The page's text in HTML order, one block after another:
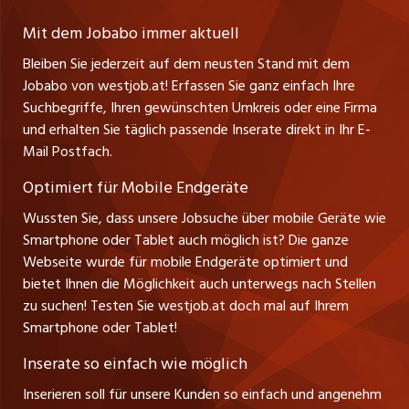
Lehrstellen
Führungspositionen
Management / Kader-Jobs
jobmittelland.ch
jobbern.ch
jobbasel.ch
zentraljob.ch
myjob.ch
schaffu.ch (VS)
ajourjob.ch
russmedia.com
vol.at
A-6858 Schwarzach
Stefan Spötl
Tel. +43 664 39 47 47 7
Leiter westjob.at
Andrea Graf
Tel. +43 664 20 30 02 1
Verkauf und Beratung
Mit dem Jobabo immer aktuell
Bleiben Sie jederzeit auf dem neusten Stand mit dem
Jobabo von westjob.at! Erfassen Sie ganz einfach Ihre
Suchbegriffe, Ihren gewünschten Umkreis oder eine Firma
und erhalten Sie täglich passende Inserate direkt in Ihr E-
Mail Postfach.
Optimiert für Mobile Endgeräte
Wussten Sie, dass unsere Jobsuche über mobile Geräte wie
Smartphone oder Tablet auch möglich ist? Die ganze
Webseite wurde für mobile Endgeräte optimiert und
bietet Ihnen die Möglichkeit auch unterwegs nach Stellen
zu suchen! Testen Sie westjob.at doch mal auf Ihrem
Smartphone oder Tablet!
Inserate so einfach wie möglich
Inserieren soll für unsere Kunden so einfach und angenehm